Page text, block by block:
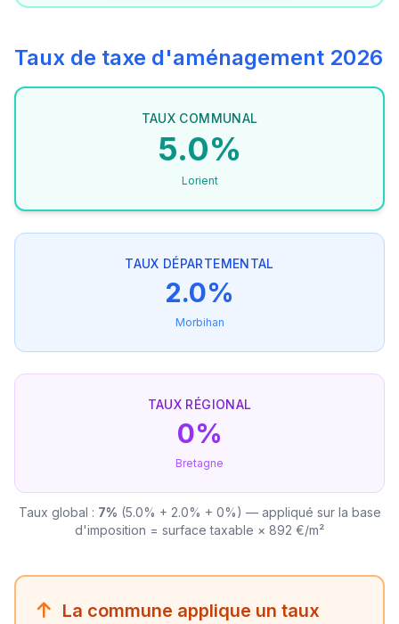
Taux de taxe d'aménagement 2026
TAUX COMMUNAL
5.0%
Lorient
TAUX DÉPARTEMENTAL
2.0%
Morbihan
TAUX RÉGIONAL
0%
Bretagne
Taux global : 7% (5.0% + 2.0% + 0%) — appliqué sur la base
d'imposition = surface taxable × 892 €/m²
La commune applique un taux